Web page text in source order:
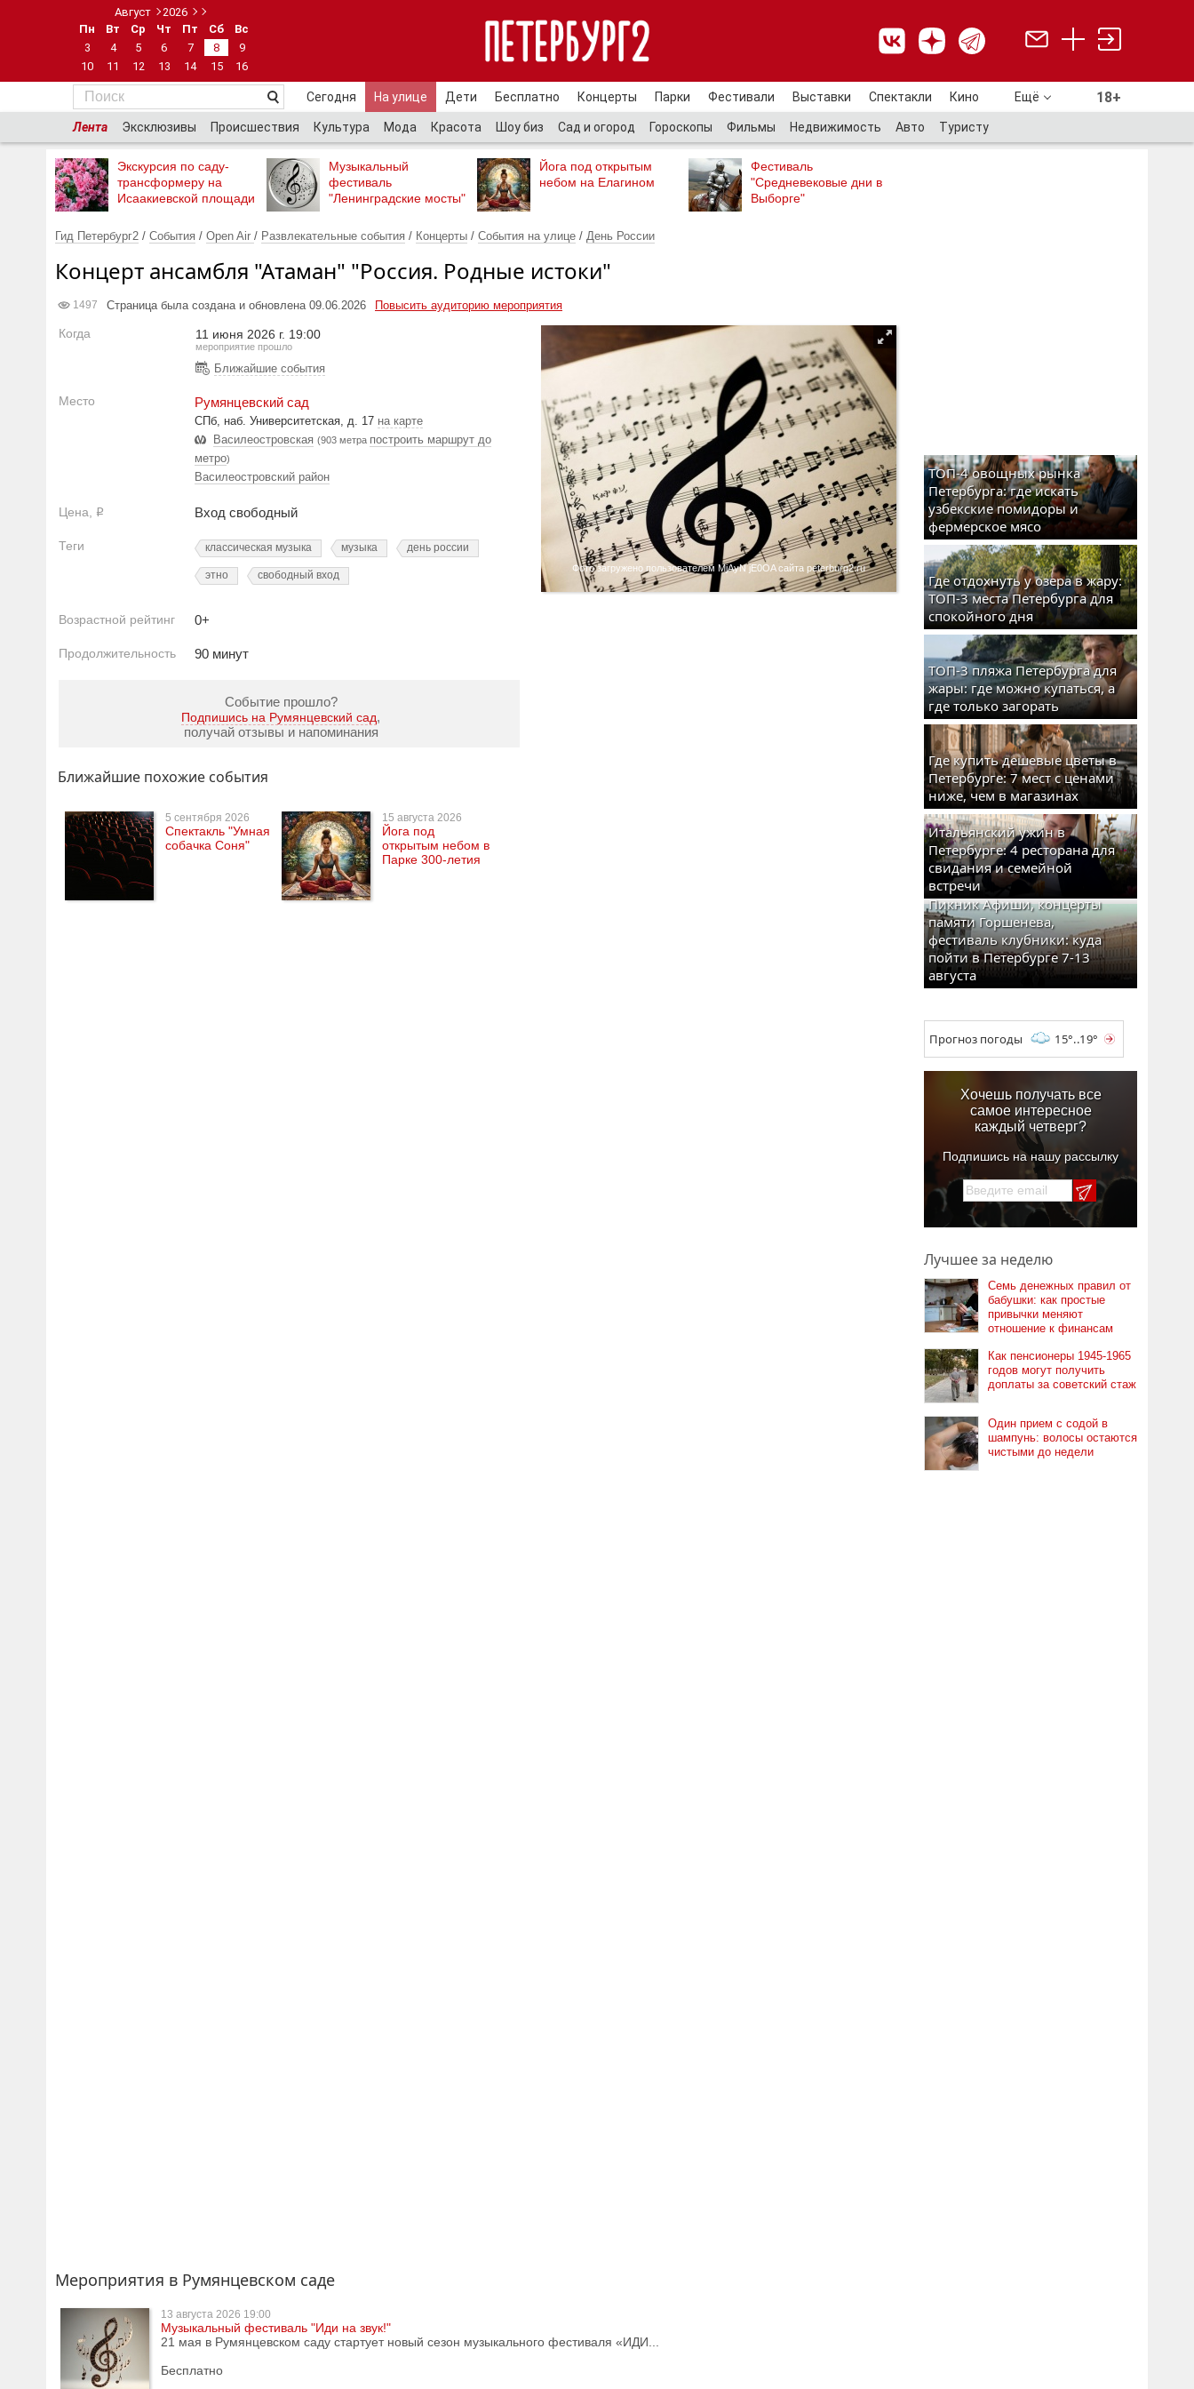
Август
2026
Пн
Вт Ср Чт Пт Сб
Вс
3
4 5 6 7 8
9
10
11 12 13 14 15 16
Сегодня На улице Дети Бесплатно Концерты Парки Фестивали Выставки Спектакли Кино Ещё 18+
Лента Эксклюзивы Происшествия Культура Мода Красота Шоу биз Сад и огород Гороскопы Фильмы Недвижимость Авто Туристу
Экскурсия по саду-
трансформеру на
Исаакиевской площади
Музыкальный
фестиваль
"Ленинградские мосты"
Йога под открытым
небом на Елагином
Фестиваль
"Средневековые дни в
Выборге"
Гид Петербург2 / События / Оpen Air / Развлекательные события / Концерты / События на улице / День России
Концерт ансамбля "Атаман" "Россия. Родные истоки"
1497 Страница была создана и обновлена 09.06.2026 Повысить аудиторию мероприятия
Когда 11 июня 2026 г. 19:00
мероприятие прошло
Ближайшие события
Место Румянцевский сад
СПб, наб. Университетская, д. 17 на карте
Василеостровская (903 метра построить маршрут до
метро)
Василеостровский район
Цена, Р Вход свободный
Теги классическая музыка музыка день россии
этно свободный вход
Возрастной рейтинг 0+
Продолжительность 90 минут
Событие прошло?
Подпишись на Румянцевский сад,
получай отзывы и напоминания
Фото загружено пользователем MjAyN jE0OA сайта peterburg2.ru
Ближайшие похожие события
5 сентября 2026
Спектакль "Умная
собачка Соня"
15 августа 2026
Йога под
открытым небом в
Парке 300-летия
Мероприятия в Румянцевском саде
13 августа 2026 19:00
Музыкальный фестиваль "Иди на звук!"
21 мая в Румянцевском саду стартует новый сезон музыкального фестиваля «ИДИ...
Бесплатно
ТОП-4 овощных рынка
Петербурга: где искать
узбекские помидоры и
фермерское мясо
Где отдохнуть у озера в жару:
ТОП-3 места Петербурга для
спокойного дня
ТОП-3 пляжа Петербурга для
жары: где можно купаться, а
где только загорать
Где купить дешевые цветы в
Петербурге: 7 мест с ценами
ниже, чем в магазинах
Итальянский ужин в
Петербурге: 4 ресторана для
свидания и семейной
встречи
Пикник Афиши, концерты
памяти Горшенева,
фестиваль клубники: куда
пойти в Петербурге 7-13
августа
Прогноз погоды 15°..19°
Хочешь получать все
самое интересное
каждый четверг?
Подпишись на нашу рассылку
Лучшее за неделю
Семь денежных правил от
бабушки: как простые
привычки меняют
отношение к финансам
Как пенсионеры 1945-1965
годов могут получить
доплаты за советский стаж
Один прием с содой в
шампунь: волосы остаются
чистыми до недели